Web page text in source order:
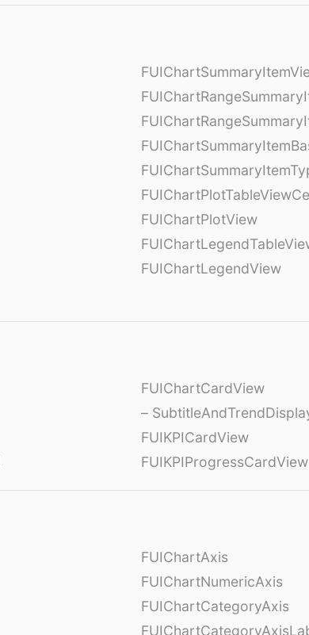
FUIChartPlotView
FUIChartLegendView
FUIChartCardView
–
FUIKPICardView
FUIKPIProgressCardView
FUIChartAxis
FUIChartNumericAxis
FUIChartCategoryAxis